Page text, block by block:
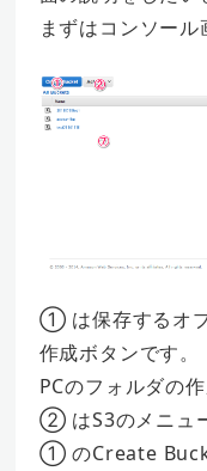
まずはコンソール
① は保存するオ
作成ボタンです。
PCのフォルダの
② はS3のメニュ
① のCreate